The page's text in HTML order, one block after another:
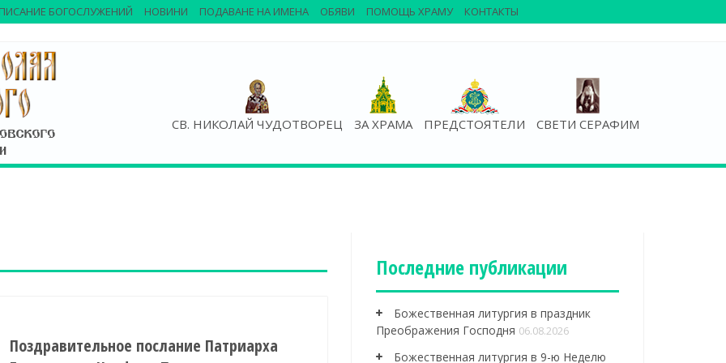
СВ. НИКОЛАЙ ЧУДОТВОРЕЦ ЗА ХРАМА ПРЕДСТОЯТЕЛИ СВЕТИ СЕРАФИМ
БОГОСЛУЖЕНИЙ НОВИНИ ПОДАВАНЕ НА ИМЕНА ОБЯВИ ПОМОЩЬ ХРАМУ КОНТАКТЫ
Поздравительное послание Патриарха
Последние публикации
Божественная литургия в праздник
Преображения Господня 06.08.2026
Божественная литургия в 9-ю Неделю